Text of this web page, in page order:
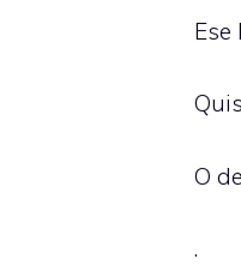
O
.